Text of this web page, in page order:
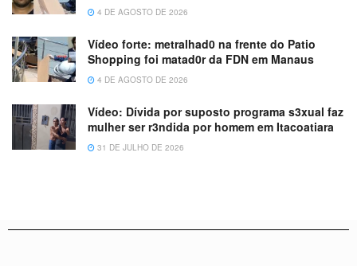
4 DE AGOSTO DE 2026
Vídeo forte: metralhad0 na frente do Patio
Shopping foi matad0r da FDN em Manaus
4 DE AGOSTO DE 2026
Vídeo: Dívida por suposto programa s3xual faz
mulher ser r3ndida por homem em Itacoatiara
31 DE JULHO DE 2026